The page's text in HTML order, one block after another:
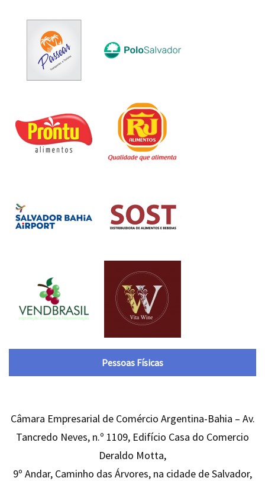
Pessoas Físicas
Câmara Empresarial de Comércio Argentina-Bahia – Av.
Tancredo Neves, n.º 1109, Edifício Casa do Comercio
Deraldo Motta,
9º Andar, Caminho das Árvores, na cidade de Salvador,